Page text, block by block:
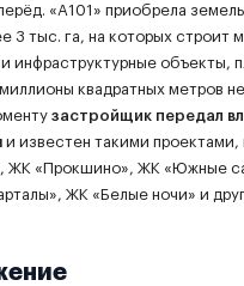
«А101» приобрела
3 тыс. га, на которых строит
инфраструктурные объекты,
квадратных метров
застройщик передал
и известен такими проектами,
ЖК «Прокшино», ЖК «Южные
ЖК «Белые ночи» и